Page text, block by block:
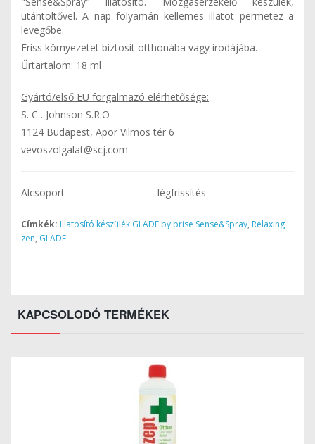
utántöltővel. A nap folyamán kellemes illatot permetez a
levegőbe.
Friss környezetet biztosít otthonába vagy irodájába.
Űrtartalom: 18 ml
Gyártó/első EU forgalmazó elérhetősége:
S. C . Johnson S.R.O
1124 Budapest, Apor Vilmos tér 6
vevoszolgalat@scj.com
Alcsoport légfrissítés
Címkék: Illatosító készülék GLADE by brise Sense&Spray, Relaxing
zen, GLADE
KAPCSOLODÓ TERMÉKEK